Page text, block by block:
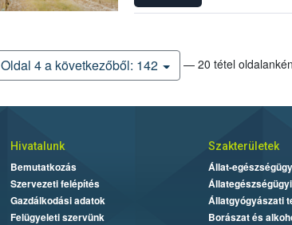
Oldal 4 a következőből: 142 — 20 tétel
Hivatalunk
Bemutatkozás
Szervezeti felépítés
Gazdálkodási adatok
Felügyeleti szervünk
Szakterületek
Állat-
Állatgyógyászati
Borászat és